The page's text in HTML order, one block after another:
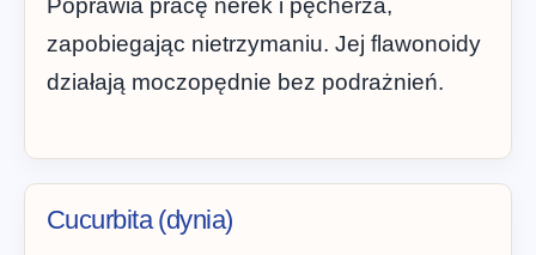
Poprawia pracę nerek i pęcherza,
zapobiegając nietrzymaniu. Jej flawonoidy
działają moczopędnie bez podrażnień.
Cucurbita (dynia)